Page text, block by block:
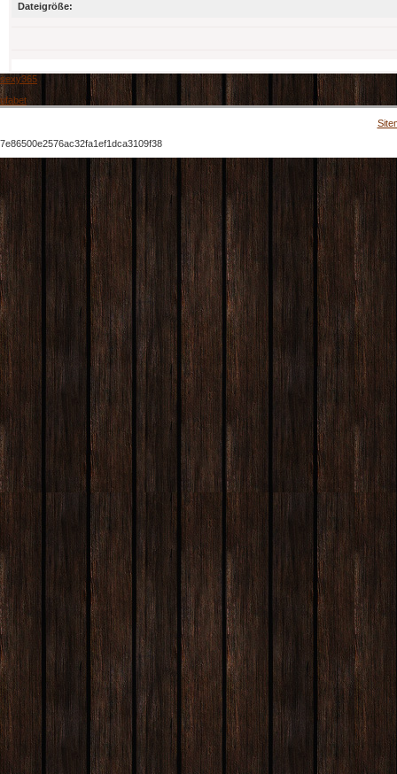
Dateigröße:
sexy365
ufabet
7e86500e2576ac32fa1ef1dca3109f38